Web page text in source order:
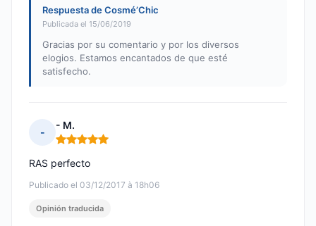
Respuesta de Cosmé’Chic
Publicada el 15/06/2019
Gracias por su comentario y por los diversos
elogios. Estamos encantados de que esté
satisfecho.
-
- M.
Nota: 5 de 5
Publicado el 03/12/2017 à 18h06
RAS perfecto
Opinión traducida